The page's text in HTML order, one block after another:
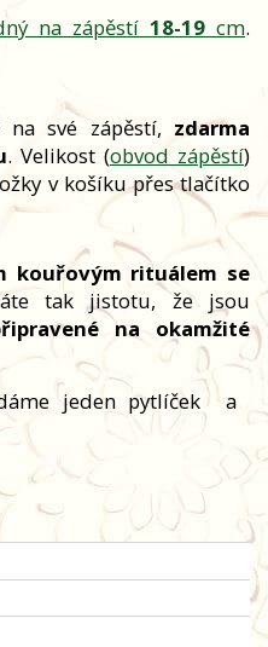
na zápěstí 18-19cm.
na své zápěstí, zdarma
. Velikost (obvod zápěstí)
v košíku přes tlačítko
kouřovým rituálem se
tak jistotu, že jsou
na okamžité
jeden pytlíček a